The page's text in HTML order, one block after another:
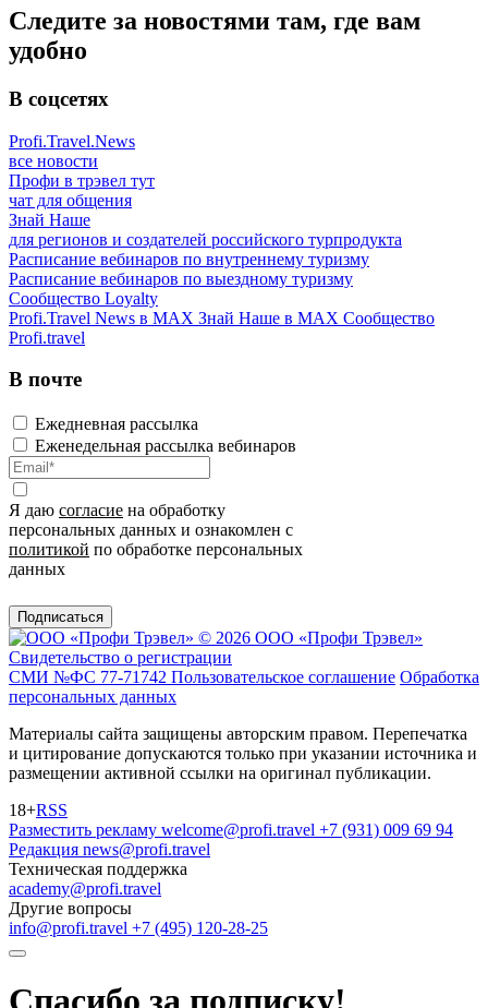
Следите за новостями там, где вам
удобно
В соцсетях
Profi.Travel.News
все новости
Профи в трэвел тут
чат для общения
Знай Наше
для регионов и создателей российского турпродукта
Расписание вебинаров по внутреннему туризму
Расписание вебинаров по выездному туризму
Сообщество Loyalty
Profi.Travel News в MAX Знай Наше в MAX Сообщество
Profi.travel
В почте
Ежедневная рассылка
Еженедельная рассылка вебинаров
Я даю согласие на обработку
персональных данных и ознакомлен с
политикой по обработке персональных
данных
Подписаться
© 2026 ООО «Профи Трэвeл»
Свидетельство о регистрации
СМИ №ФС 77-71742 Пользовательское соглашение Обработка
персональных данных
Материалы сайта защищены авторским правом. Перепечатка
и цитирование допускаются только при указании источника и
размещении активной ссылки на оригинал публикации.
18+RSS
Разместить рекламу welcome@profi.travel +7 (931) 009 69 94
Редакция news@profi.travel
Техническая поддержка
academy@profi.travel
Другие вопросы
info@profi.travel +7 (495) 120-28-25